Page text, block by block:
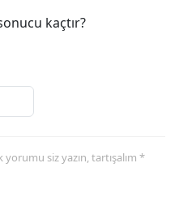
kaçtır?
siz yazın, tartışalım *